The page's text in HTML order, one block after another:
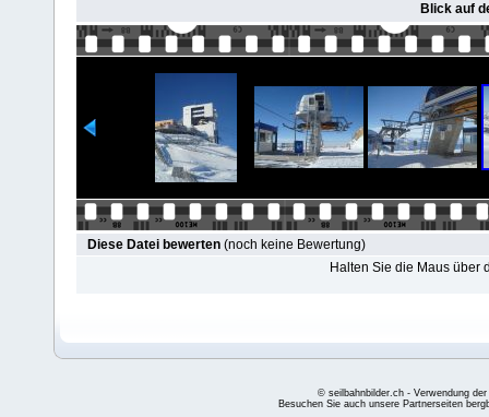
Blick auf
Diese Datei bewerten (noch keine Bewertung)
Halten Sie die Maus über
© seilbahnbilder.ch - Verwendung
Besuchen Sie auch unsere Partnerseiten